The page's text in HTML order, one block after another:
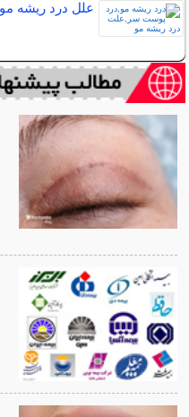
علل درد ریشه